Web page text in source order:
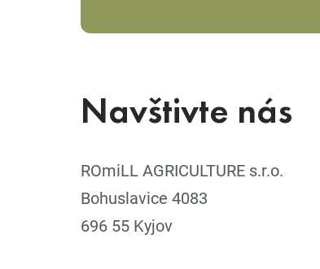
Navštivte nás
ROmiLL AGRICULTURE s.r.o.
Bohuslavice 4083
696 55 Kyjov